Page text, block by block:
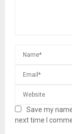
Save my
next time I